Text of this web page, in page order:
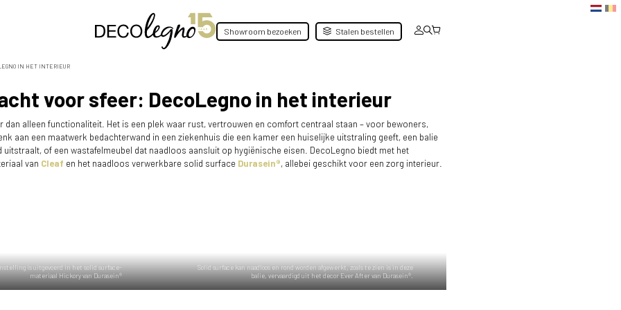
Showroom bezoeken Stalen bestellen
IN HET INTERIEUR
voor sfeer: DecoLegno in het interieur
dan alleen functionaliteit. Het is een plek waar rust, vertrouwen en comfort centraal staan – voor bewoners,
aan een maatwerk bedachterwand in een ziekenhuis die een kamer een huiselijke uitstraling geeft, een balie
of een wastafelmeubel dat naadloos aansluit op hygiënische eisen. DecoLegno biedt met het
van Cleaf en het naadloos verwerkbare solid surface Durasein®, allebei geschikt voor een zorg interieur.
is uitgevoerd in het solid surface-
materiaal Hickory van Durasein®
Solid surface kan naadloos en rond worden afgewerkt, zoals te zien is in deze
balie, vervaardigd uit het decor Ever After van Durasein®.